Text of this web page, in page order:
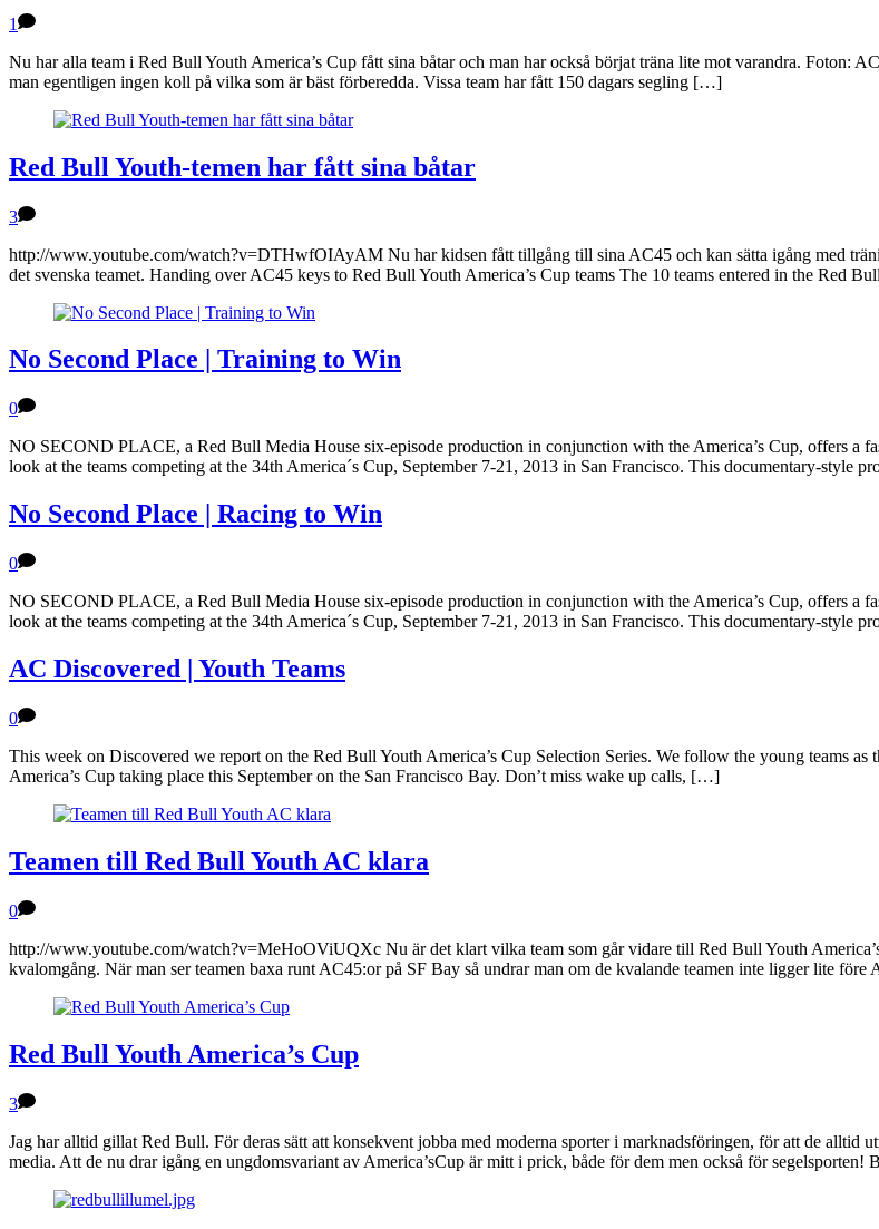
1
Nu har alla team i Red Bull Youth America’s Cup fått sina båtar och man har också börjat träna lite mot varandra. Foton:
man egentligen ingen koll på vilka som är bäst förberedda. Vissa team har fått 150 dagars segling […]
Red Bull Youth-temen har fått sina båtar
3
http://www.youtube.com/watch?v=DTHwfOIAyAM Nu har kidsen fått tillgång till sina AC45 och kan sätta igång med
det svenska teamet. Handing over AC45 keys to Red Bull Youth America’s Cup teams The 10 teams entered in the Red
No Second Place | Training to Win
0
NO SECOND PLACE, a Red Bull Media House six-episode production in conjunction with the America’s Cup, offers a
look at the teams competing at the 34th America´s Cup, September 7-21, 2013 in San Francisco. This documentary-style
No Second Place | Racing to Win
0
NO SECOND PLACE, a Red Bull Media House six-episode production in conjunction with the America’s Cup, offers a
look at the teams competing at the 34th America´s Cup, September 7-21, 2013 in San Francisco. This documentary-style
AC Discovered | Youth Teams
0
This week on Discovered we report on the Red Bull Youth America’s Cup Selection Series. We follow the young teams
America’s Cup taking place this September on the San Francisco Bay. Don’t miss wake up calls, […]
Teamen till Red Bull Youth AC klara
0
http://www.youtube.com/watch?v=MeHoOViUQXc Nu är det klart vilka team som går vidare till Red Bull Youth
kvalomgång. När man ser teamen baxa runt AC45:or på SF Bay så undrar man om de kvalande teamen inte ligger lite
Red Bull Youth America’s Cup
3
Jag har alltid gillat Red Bull. För deras sätt att konsekvent jobba med moderna sporter i marknadsföringen, för att de alltid
media. Att de nu drar igång en ungdomsvariant av America’sCup är mitt i prick, både för dem men också för